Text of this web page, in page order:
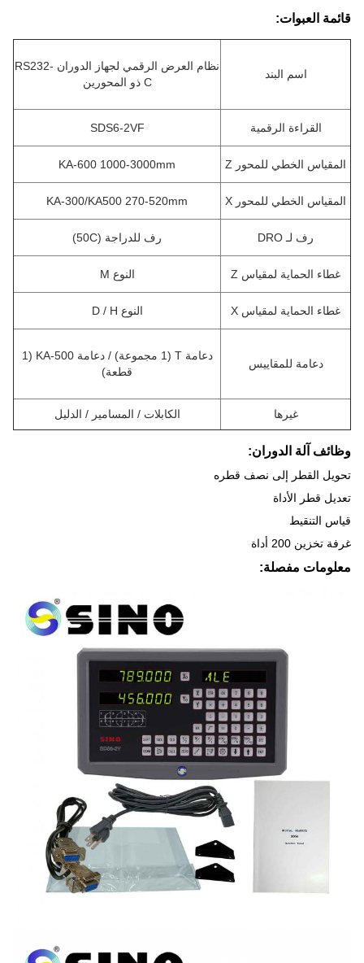
قائمة العبوات:
اسم البند
نظام العرض الرقمي لجهاز الدوران RS232-
C ذو المحورين
القراءة الرقمية SDS6-2VF
المقياس الخطي للمحور Z KA-600 1000-3000mm
المقياس الخطي للمحور X KA-300/KA500 270-520mm
رف لـ DRO رف للدراجة (50C)
غطاء الحماية لمقياس Z النوع M
غطاء الحماية لمقياس X النوع D / H
دعامة للمقاييس
دعامة T (1 مجموعة) / دعامة KA-500 (1
قطعة)
غيرها الكابلات / المسامير / الدليل
وظائف آلة الدوران:
تحويل القطر إلى نصف قطره
تعديل قطر الأداة
قياس التنقيط
غرفة تخزين 200 أداة
معلومات مفصلة: